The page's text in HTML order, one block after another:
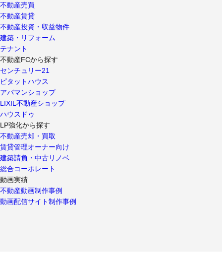
不動産売買
不動産賃貸
不動産投資・収益物件
建築・リフォーム
テナント
不動産FCから探す
センチュリー21
ピタットハウス
アパマンショップ
LIXIL不動産ショップ
ハウスドゥ
LP強化から探す
不動産売却・買取
賃貸管理オーナー向け
建築請負・中古リノベ
総合コーポレート
動画実績
不動産動画制作事例
動画配信サイト制作事例